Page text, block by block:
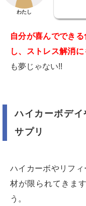
わたし
自分が喜んででき
し、ストレス解消に
も夢じゃない!!
ハイカーボデ
サプリ
ハイカーボやリフ
材が限られてきま
う。